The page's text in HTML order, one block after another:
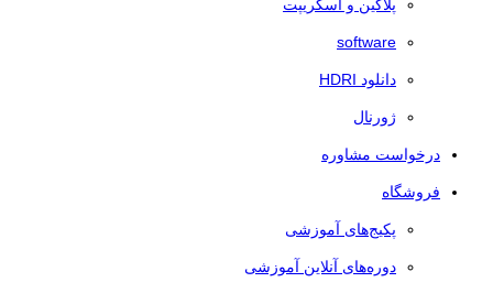
پلاگین و اسکریپت
software
دانلود HDRI
ژورنال
درخواست مشاوره
فروشگاه
پکیج‌های آموزشی
دوره‌های آنلاین آموزشی